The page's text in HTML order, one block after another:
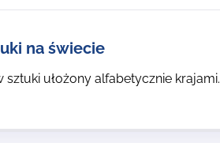
na świecie
sztuki ułożony alfabetycznie krajami.